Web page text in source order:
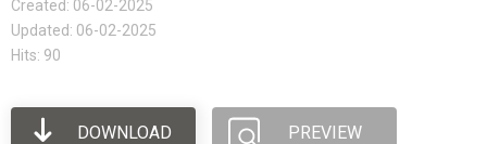
Created: 06-02-2025
Updated: 06-02-2025
Hits: 90
DOWNLOAD PREVIEW